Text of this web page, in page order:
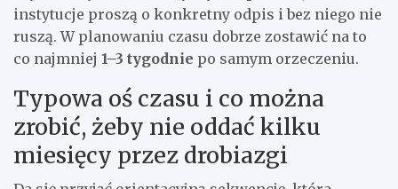
instytucje proszą o konkretny odpis i bez niego nie
ruszą. W planowaniu czasu dobrze zostawić na to
co najmniej 1–3 tygodnie po samym orzeczeniu.
Typowa oś czasu i co można
zrobić, żeby nie oddać kilku
miesięcy przez drobiazgi